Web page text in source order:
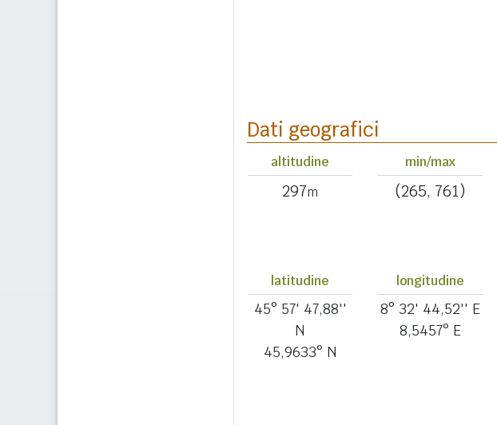
Dati geografici
altitudine
297m
min/max
(265, 761)
latitudine
45° 57' 47,88''
N
45,9633° N
longitudine
8° 32' 44,52'' E
8,5457° E